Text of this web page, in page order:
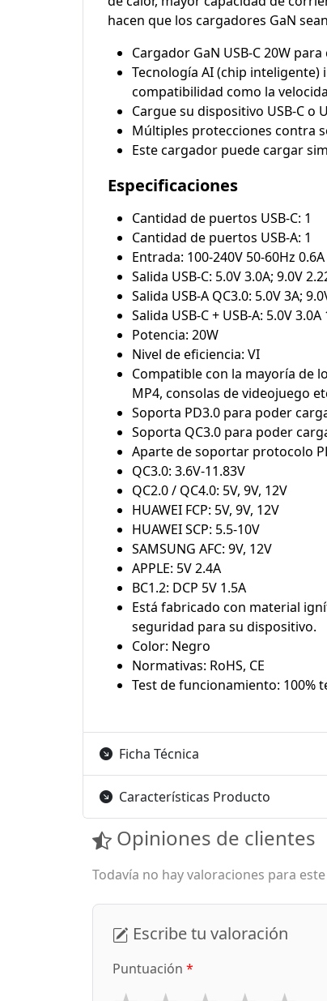
hacen que los cargadores GaN
Cargador GaN USB-C 20W
Tecnología AI (chip
compatibilidad como la
Cargue su dispositivo USB-C o
Múltiples protecciones contra
Este cargador puede cargar
Especificaciones
Cantidad de puertos USB-C: 1
Cantidad de puertos USB-A: 1
Entrada: 100-240V 50-60Hz 0.6A
Salida USB-C: 5.0V 3.0A; 9.0V
Salida USB-A QC3.0: 5.0V 3A;
Salida USB-C + USB-A: 5.0V 3.0A
Potencia: 20W
Nivel de eficiencia: VI
Compatible con la mayoría de
MP4, consolas de videojuego
Soporta PD3.0 para poder
Soporta QC3.0 para poder
Aparte de soportar protocolo
QC3.0: 3.6V-11.83V
QC2.0 / QC4.0: 5V, 9V, 12V
HUAWEI FCP: 5V, 9V, 12V
HUAWEI SCP: 5.5-10V
SAMSUNG AFC: 9V, 12V
APPLE: 5V 2.4A
BC1.2: DCP 5V 1.5A
Está fabricado con material
seguridad para su dispositivo.
Color: Negro
Normativas: RoHS, CE
Test de funcionamiento: 100%
Ficha Técnica
Características Producto
Opiniones de clientes
Todavía no hay valoraciones para
Escribe tu valoración
Puntuación *